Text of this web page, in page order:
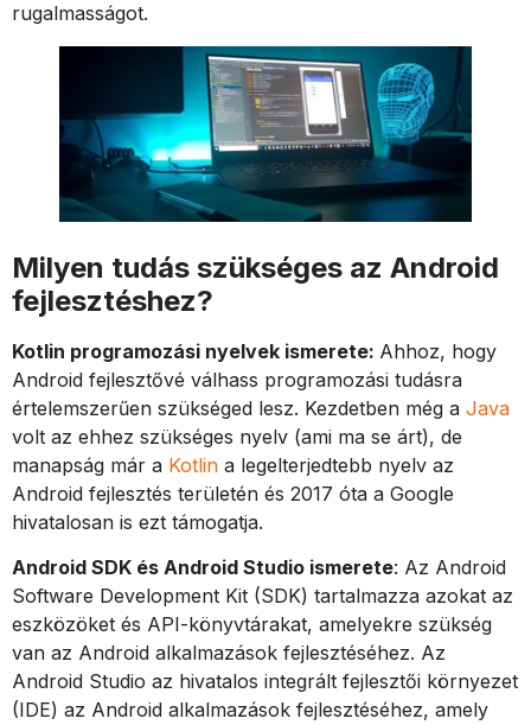
rugalmasságot.
Milyen tudás szükséges az Android
fejlesztéshez?
Kotlin programozási nyelvek ismerete: Ahhoz, hogy
Android fejlesztővé válhass programozási tudásra
értelemszerűen szükséged lesz. Kezdetben még a Java
volt az ehhez szükséges nyelv (ami ma se árt), de
manapság már a Kotlin a legelterjedtebb nyelv az
Android fejlesztés területén és 2017 óta a Google
hivatalosan is ezt támogatja.
Android SDK és Android Studio ismerete: Az Android
Software Development Kit (SDK) tartalmazza azokat az
eszközöket és API-könyvtárakat, amelyekre szükség
van az Android alkalmazások fejlesztéséhez. Az
Android Studio az hivatalos integrált fejlesztői környezet
(IDE) az Android alkalmazások fejlesztéséhez, amely